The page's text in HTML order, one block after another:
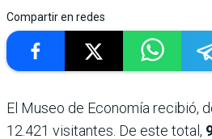
Compartir en redes
El Museo de Economía recibió,
12.421 visitantes. De este total,